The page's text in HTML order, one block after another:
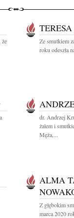
że
Ze smutkiem
roku odeszła
dr. Andrzej
żalem i
Męża,...
ALMA
Z głębokim
marca 2020